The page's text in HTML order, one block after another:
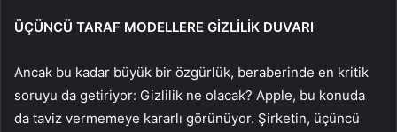
ÜÇÜNCÜ TARAF MODELLERE GİZLİLİK DUVARI
Ancak bu kadar büyük bir özgürlük, beraberinde en kritik
soruyu da getiriyor: Gizlilik ne olacak? Apple, bu konuda
da taviz vermemeye kararlı görünüyor. Şirketin, üçüncü